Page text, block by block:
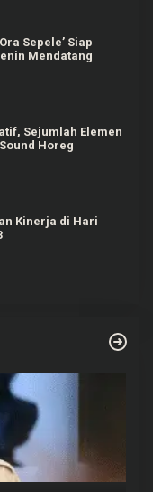
Sepele’ Siap
Mendatang
Sejumlah Elemen
Horeg
Kinerja di Hari